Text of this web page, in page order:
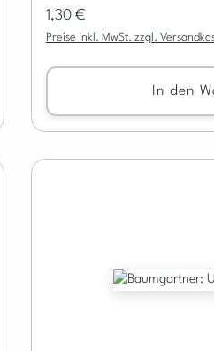
Regulärer Preis:
1,30 €
Preise inkl. MwSt. zzgl.
In den